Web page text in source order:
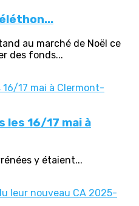
au marché de Noël ce
des fonds...
les 16/17 mai à
y étaient...